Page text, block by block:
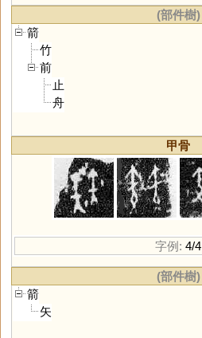
(部件樹)
箭
竹
前
止
舟
甲骨
字例: 4/4
(部件樹)
箭
矢